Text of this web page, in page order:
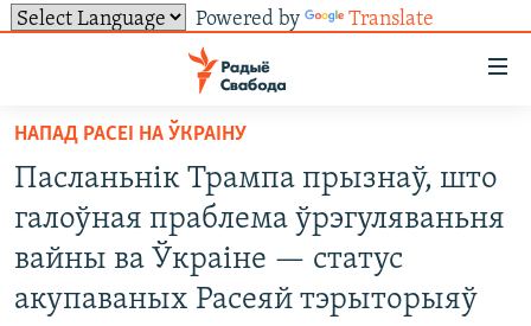
Powered by Translate
ўнівэрсальнага
доступу
Перайсьці
да
галоўнага
зьместу
да
ВІДЭА І ФОТА
ТОЛЬКІ НА СВАБОДЗЕ
ТЭСТЫ
СУВЯЗЬ
АБЫСЬЦІ БЛЯКАВАНЬНЕ
НАПАД РАСЕІ НА ЎКРАІНУ
Пасланьнік Трампа прызнаў, што
галоўная праблема ўрэгуляваньня
вайны ва Ўкраіне — статус
акупаваных Расеяй тэрыторыяў